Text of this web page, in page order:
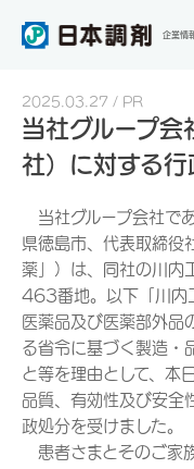
企業情
2025.03.27 PR
当社グループ
社）に対する
当社グループ会社で
県徳島市、代表取締役
薬」）は、同社の川内
463番地。以下「川内
医薬品及び医薬部外品
る省令に基づく製造・
と等を理由として、本
品質、有効性及び安全
政処分を受けました。
患者さまとそのご家